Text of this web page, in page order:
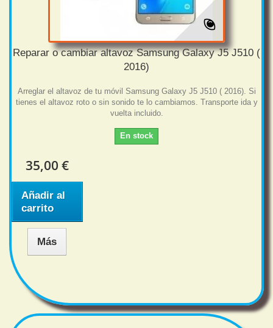
Reparar o cambiar altavoz Samsung Galaxy J5 J510 (
2016)
Arreglar el altavoz de tu móvil Samsung Galaxy J5 J510 ( 2016). Si
tienes el altavoz roto o sin sonido te lo cambiamos. Transporte ida y
vuelta incluido.
En stock
35,00 €
Añadir al
carrito
Más